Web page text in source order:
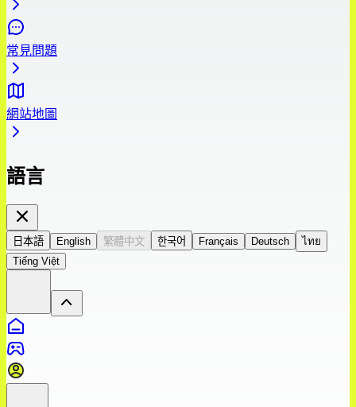
常見問題
網站地圖
語言
日本語 English 繁體中文 한국어 Français Deutsch
ไทย
Tiếng Việt